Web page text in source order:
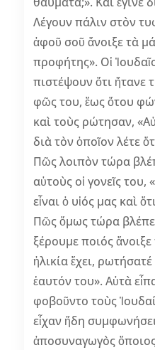
Λέγουν πάλιν στὸν
ἀφοῦ σοῦ ἄνοιξε τὰ
προφήτης». Οἱ
πιστέψουν ὅτι ἤτανε
φῶς του, ἕως ὅτου
καὶ τοὺς ρώτησαν,
διὰ τὸν ὁποῖον λέτε
Πῶς λοιπὸν τώρα
αὐτοὺς οἱ γονεῖς του,
εἶναι ὁ υἱός μας καὶ
Πῶς ὅμως τώρα
ξέρουμε ποιός
ἡλικία ἔχει,
ἑαυτόν του». Αὐτὰ
φοβοῦντο τοὺς
εἶχαν ἤδη
ἀποσυναγωγὸς